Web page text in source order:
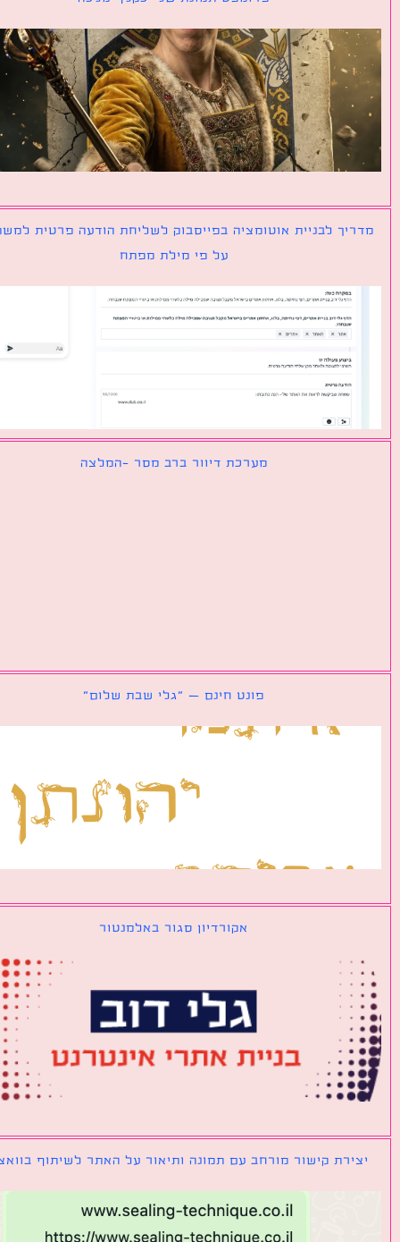
לבניית אוטומציה בפייסבוק לשליחת הודעה פרטית למשתמש
על פי מילת מפתח
מערכת דיוור ברב מסר -המלצה
פונט חינם – ״גלי שבת שלום״
אקורדיון סגור באלמנטור
קישור מורחב עם תמונה ותיאור על האתר לשיתוף בוואצאפ